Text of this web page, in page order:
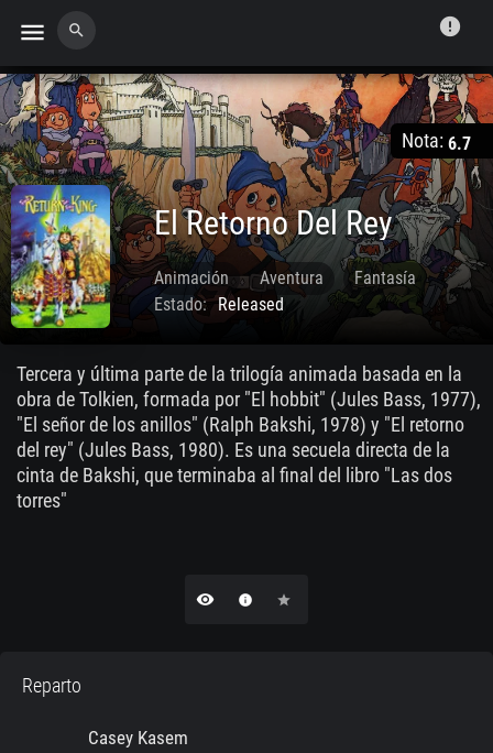
menu search error
Nota: 6.7
El Retorno Del Rey
Animación Aventura
Fantasía
May. 11 1980
Estado: Released
Tercera y última parte de la trilogía animada basada en la
obra de Tolkien, formada por "El hobbit" (Jules Bass, 1977),
"El señor de los anillos" (Ralph Bakshi, 1978) y "El retorno
del rey" (Jules Bass, 1980). Es una secuela directa de la
cinta de Bakshi, que terminaba al final del libro "Las dos
torres"
remove_red_eye info star
Reparto
Casey Kasem